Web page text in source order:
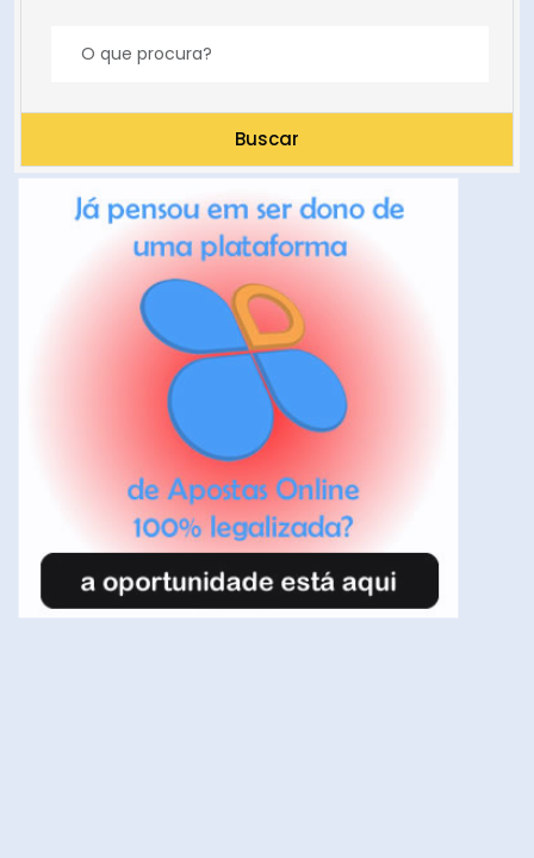
Buscar